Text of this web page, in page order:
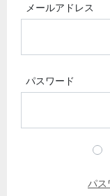
メールアドレス
パスワード
パス